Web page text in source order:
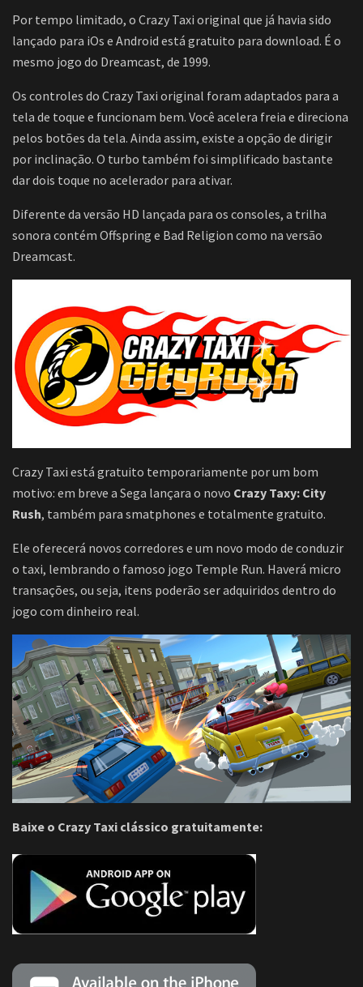
Por tempo limitado, o Crazy Taxi original que já havia sido
lançado para iOs e Android está gratuito para download. É o
mesmo jogo do Dreamcast, de 1999.
Os controles do Crazy Taxi original foram adaptados para a
tela de toque e funcionam bem. Você acelera freia e direciona
pelos botões da tela. Ainda assim, existe a opção de dirigir
por inclinação. O turbo também foi simplificado bastante
dar dois toque no acelerador para ativar.
Diferente da versão HD lançada para os consoles, a trilha
sonora contém Offspring e Bad Religion como na versão
Dreamcast.
Crazy Taxi está gratuito temporariamente por um bom
motivo: em breve a Sega lançara o novo Crazy Taxy: City
Rush, também para smatphones e totalmente gratuito.
Ele oferecerá novos corredores e um novo modo de conduzir
o taxi, lembrando o famoso jogo Temple Run. Haverá micro
transações, ou seja, itens poderão ser adquiridos dentro do
jogo com dinheiro real.
Baixe o Crazy Taxi clássico gratuitamente: